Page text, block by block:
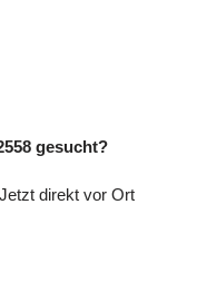
gesucht?
direkt vor Ort